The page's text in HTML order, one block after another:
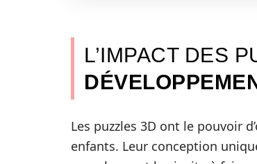
L’IMPACT DES
Les puzzles 3D ont le pouvoir
enfants. Leur conception